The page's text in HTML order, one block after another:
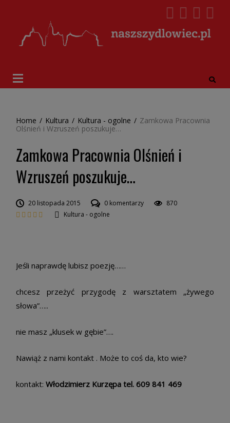
Home / Kultura / Kultura - ogolne / Zamkowa Pracownia
Olśnień i Wzruszeń poszukuje…
Zamkowa Pracownia Olśnień i
Wzruszeń poszukuje…
20 listopada 2015 0 komentarzy
870
Kultura - ogolne
Jeśli naprawdę lubisz poezję……
chcesz przeżyć przygodę z warsztatem „żywego
słowa”…..
nie masz „klusek w gębie”….
Nawiąż z nami kontakt . Może to coś da, kto wie?
kontakt: Włodzimierz Kurzępa tel. 609 841 469